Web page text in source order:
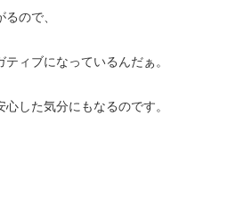
ので、
ィブになっているんだぁ。
した気分にもなるのです。